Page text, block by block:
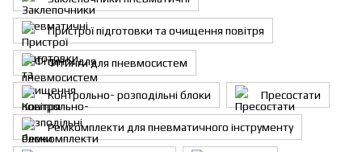
Пристрої підготовки та очищення повітря
Фітинги для пневмосистем
Контрольно- розподільні блоки Пресостати
Ремкомплекти для пневматичного інструменту